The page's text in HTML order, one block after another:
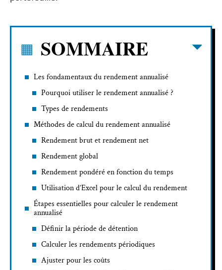
SOMMAIRE
Les fondamentaux du rendement annualisé
Pourquoi utiliser le rendement annualisé ?
Types de rendements
Méthodes de calcul du rendement annualisé
Rendement brut et rendement net
Rendement global
Rendement pondéré en fonction du temps
Utilisation d’Excel pour le calcul du rendement
Étapes essentielles pour calculer le rendement
annualisé
Définir la période de détention
Calculer les rendements périodiques
Ajuster pour les coûts